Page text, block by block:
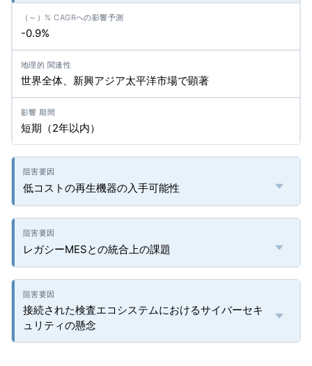
-0.9%
世界全体、新興アジア太平洋市場で顕著
短期（2年以内）
低コストの再生機器の入手可能性
レガシーMESとの統合上の課題
接続された検査エコシステムにおけるサイバーセキ
ュリティの懸念